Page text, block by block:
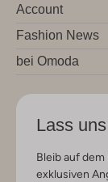
Account
Fashion News
bei Omoda
Lass
Bleib auf
exklusiven